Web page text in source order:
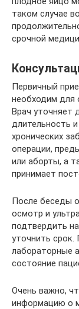
таком случае
срочной
Первичный
необходим для
Врач уточняет
длительность
хронических
операции,
или аборты, а
принимает
После беседы
осмотр и
подтвердить
уточнить срок.
лабораторные
состояние
Очень важно,
информацию о